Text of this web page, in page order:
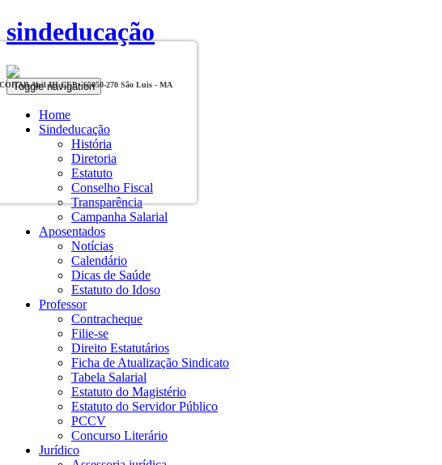
sindeducação
Toggle navigation
Home
Sindeducação
História
Diretoria
Estatuto
Conselho Fiscal
Transparência
Campanha Salarial
Aposentados
Notícias
Calendário
Dicas de Saúde
Estatuto do Idoso
Professor
Contracheque
Filie-se
Direito Estatutários
Ficha de Atualização Sindicato
Tabela Salarial
Estatuto do Magistério
Estatuto do Servidor Público
PCCV
Concurso Literário
Jurídico
COHAB Anil III CEP - 65050-270 São Luis - MA